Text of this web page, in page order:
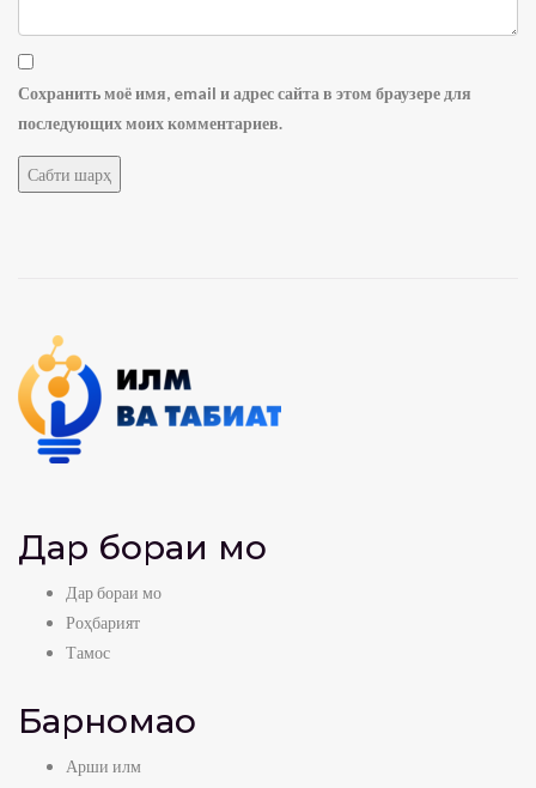
Сохранить моё имя, email и адрес сайта в этом браузере для
последующих моих комментариев.
Дар бораи мо
Дар бораи мо
Роҳбарият
Тамос
Барномаҳо
Арши илм